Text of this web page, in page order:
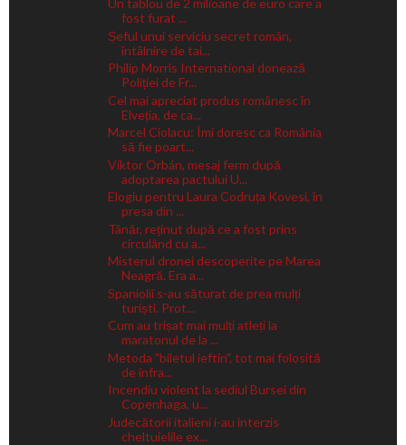
Un tablou de 2 milioane de euro care a
fost furat ...
Șeful unui serviciu secret român,
întâlnire de tai...
Philip Morris International donează
Poliției de Fr...
Cel mai apreciat produs românesc în
Elveția, de ca...
Marcel Ciolacu: Îmi doresc ca România
să fie poart...
Viktor Orbán, mesaj ferm după
adoptarea pactului U...
Elogiu pentru Laura Codruța Kovesi, în
presa din ...
Tânăr, reținut după ce a fost prins
circulând cu a...
Misterul dronei descoperite pe Marea
Neagră. Era a...
Spaniolii s-au săturat de prea mulți
turiști. Prot...
Cum au trișat mai mulți atleți la
maratonul de la ...
Metoda "biletul ieftin", tot mai folosită
de infra...
Incendiu violent la sediul Bursei din
Copenhaga, u...
Judecătorii italieni i-au interzis
cheltuielile ex...